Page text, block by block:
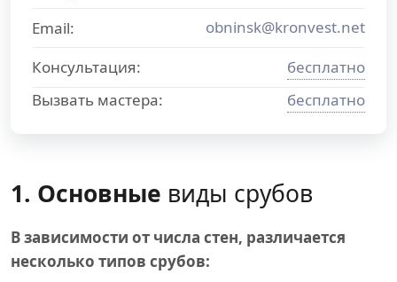
Email:
obninsk@kronvest.net
Консультация:
бесплатно
Вызвать мастера:
бесплатно
1. Основные виды срубов
В зависимости от числа стен, различается
несколько типов срубов: